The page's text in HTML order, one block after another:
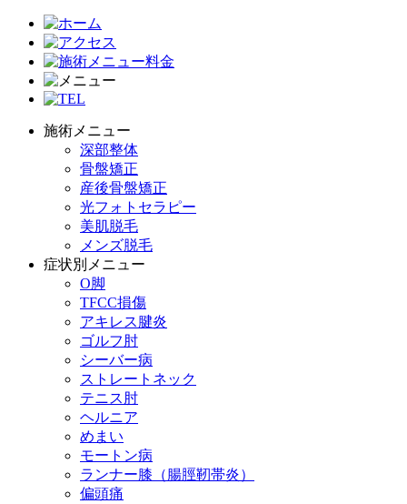
施術メニュー
深部整体
骨盤矯正
産後骨盤矯正
光フォトセラピー
美肌脱毛
メンズ脱毛
症状別メニュー
O脚
TFCC損傷
アキレス腱炎
ゴルフ肘
シーバー病
ストレートネック
テニス肘
ヘルニア
めまい
モートン病
ランナー膝（腸脛靭帯炎）
偏頭痛